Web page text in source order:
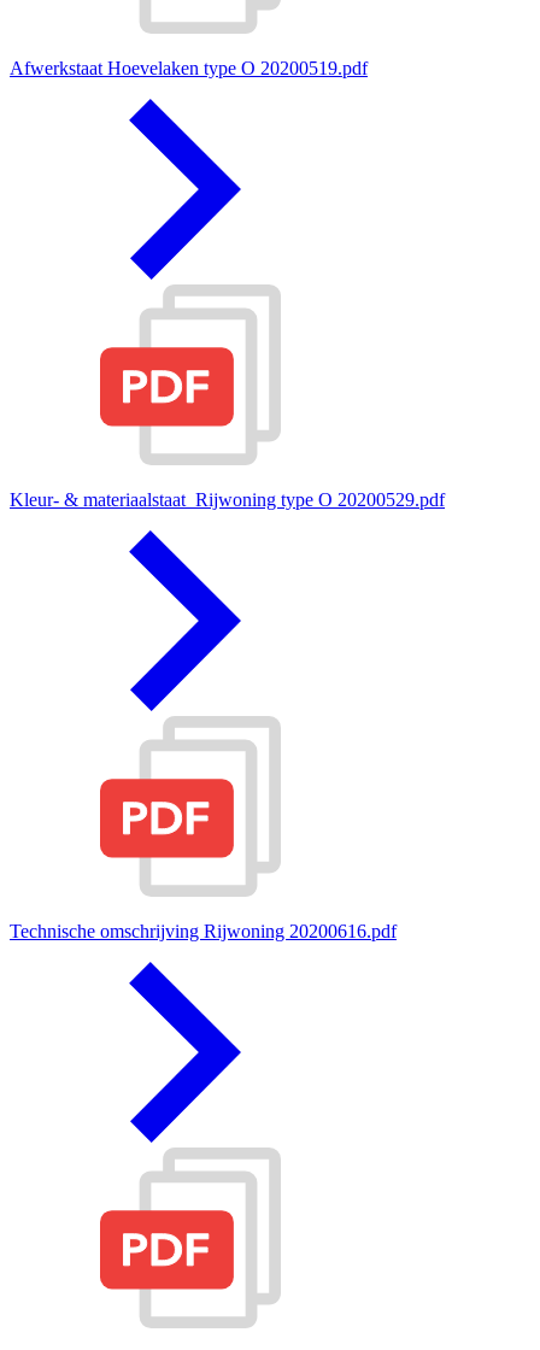
Afwerkstaat Hoevelaken type O 20200519.pdf
Kleur- & materiaalstaat_Rijwoning type O 20200529.pdf
Technische omschrijving Rijwoning 20200616.pdf